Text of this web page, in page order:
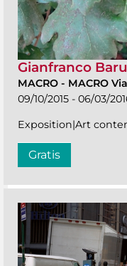
Gianfranco
MACRO - MACRO
09/10/2015 - 06/03/
Exposition|Art
Gratis